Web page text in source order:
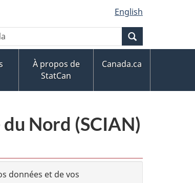
English
À propos de
StatCan
Canada.ca
Nord (SCIAN)
données et de vos